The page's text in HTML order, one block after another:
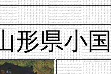
形県小